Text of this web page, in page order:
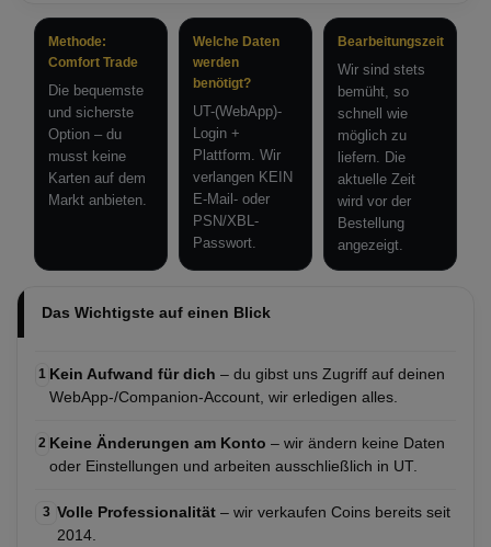
Methode:
Comfort Trade
Die bequemste
und sicherste
Option – du
musst keine
Karten auf dem
Markt anbieten.
Welche Daten
werden
benötigt?
UT-(WebApp)-
Login +
Plattform. Wir
verlangen KEIN
E-Mail- oder
PSN/XBL-
Passwort.
Bearbeitungszeit
Wir sind stets
bemüht, so
schnell wie
möglich zu
liefern. Die
aktuelle Zeit
wird vor der
Bestellung
angezeigt.
Das Wichtigste auf einen Blick
1 Kein Aufwand für dich – du gibst uns Zugriff auf deinen
WebApp-/Companion-Account, wir erledigen alles.
2 Keine Änderungen am Konto – wir ändern keine Daten
oder Einstellungen und arbeiten ausschließlich in UT.
3 Volle Professionalität – wir verkaufen Coins bereits seit
2014.